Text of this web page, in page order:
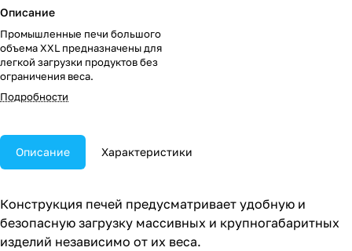
Описание
Промышленные печи большого
объема XXL предназначены для
легкой загрузки продуктов без
ограничения веса.
Подробности
Описание Характеристики
Конструкция печей предусматривает удобную и
безопасную загрузку массивных и крупногабаритных
изделий независимо от их веса.